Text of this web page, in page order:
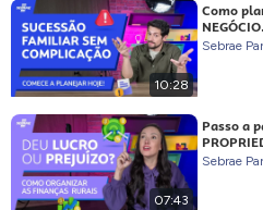
10:28
Como
NEGÓCIO.
Sebrae
07:43
Passo a
Sebrae